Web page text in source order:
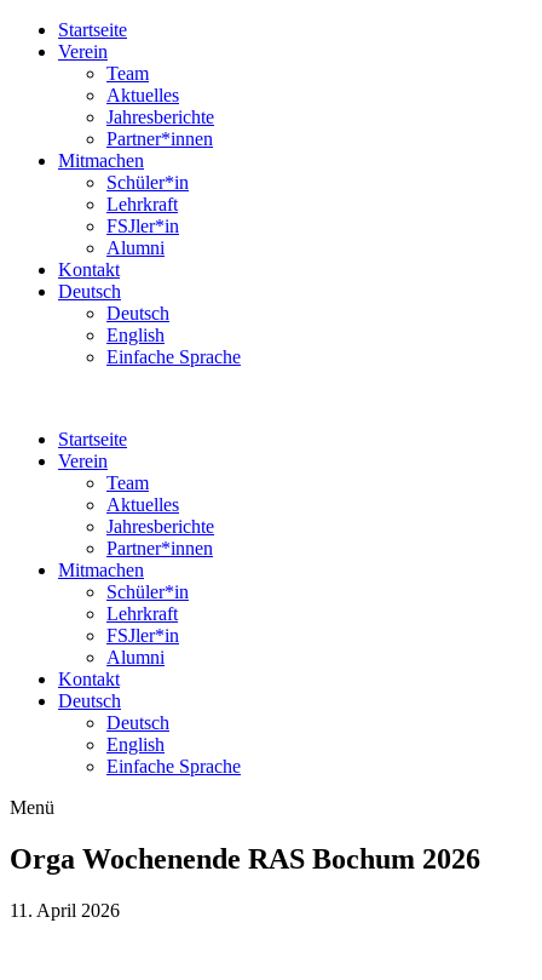
Startseite
Verein
Team
Aktuelles
Jahresberichte
Partner*innen
Mitmachen
Schüler*in
Lehrkraft
FSJler*in
Alumni
Kontakt
Deutsch
Deutsch
English
Einfache Sprache
Startseite
Verein
Team
Aktuelles
Jahresberichte
Partner*innen
Mitmachen
Schüler*in
Lehrkraft
FSJler*in
Alumni
Kontakt
Deutsch
Deutsch
English
Einfache Sprache
Menü
Orga Wochenende RAS Bochum 2026
11. April 2026